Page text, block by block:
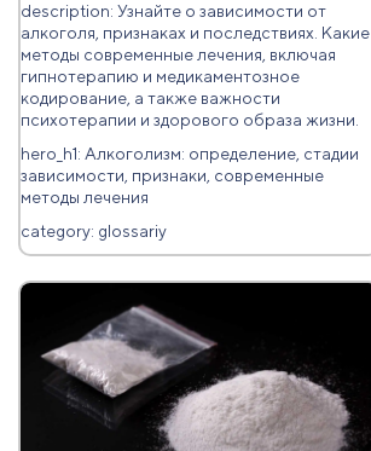
description: Узнайте о зависимости от
алкоголя, признаках и последствиях. Какие
методы современные лечения, включая
гипнотерапию и медикаментозное
кодирование, а также важности
психотерапии и здорового образа жизни.
hero_h1: Алкоголизм: определение, стадии
зависимости, признаки, современные
методы лечения
category: glossariy